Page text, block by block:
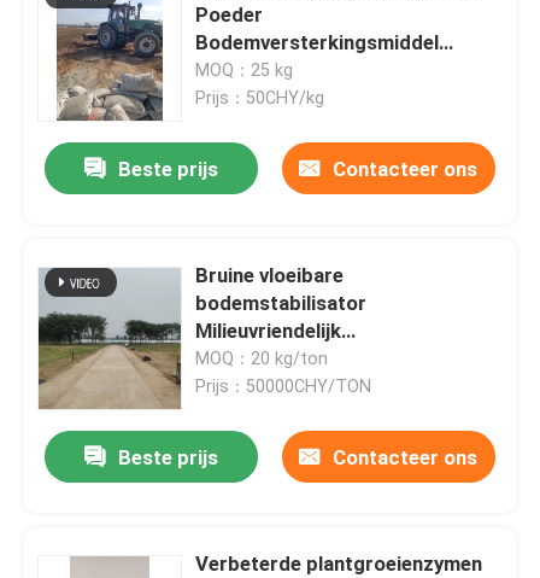
Thuis
Poeder
Bodemversterkingsmiddel
Parkeerterrein
Versterkingsmiddel
MOQ：25 kg
Prijs：50CHY/kg
Beste prijs Contacteer ons
Bruine vloeibare
bodemstabilisator
Milieuvriendelijk
bodemherstelmiddel
MOQ：20 kg/ton
Prijs：50000CHY/TON
Beste prijs Contacteer ons
Verbeterde plantgroeienzymen